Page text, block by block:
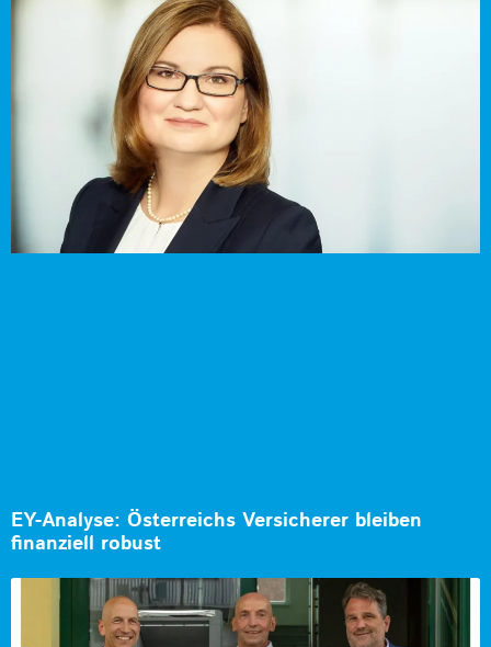
EY-Analyse: Österreichs Versicherer bleiben
finanziell robust